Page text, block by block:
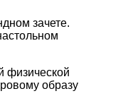
зачете.
физической
образу